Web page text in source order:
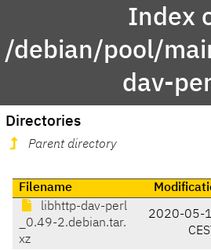
Index
/debian/pool/
dav-
Directories
Parent directory
Filename
libhttp-dav-perl
_0.49-2.debian.tar.
xz
2020-05-
CEST